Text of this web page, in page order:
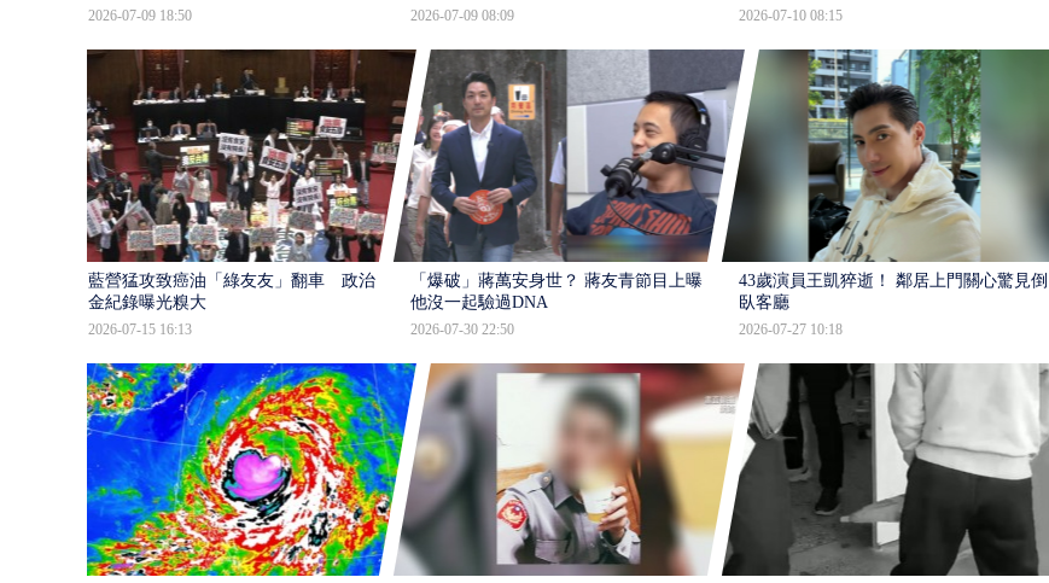
2026-07-09 18:50 2026-07-09 08:09 2026-07-10 08:15
藍營猛攻致癌油「綠友友」翻車 政治獻
金紀錄曝光糗大
2026-07-15 16:13
「爆破」蔣萬安身世？ 蔣友青節目上曝：
他沒一起驗過DNA
2026-07-30 22:50
43歲演員王凱猝逝！ 鄰居上門關心驚見倒
臥客廳
2026-07-27 10:18